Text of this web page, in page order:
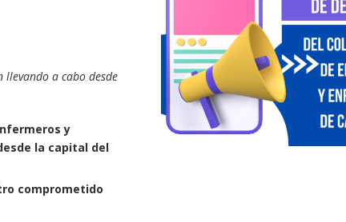
llevando a cabo desde
y
la capital del
comprometido